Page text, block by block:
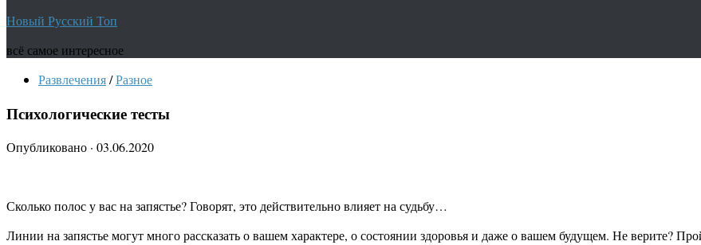
Новый Русский Топ
всё самое интересное
Развлечения/Разное
Психологические тесты
Опубликовано · 03.06.2020
Сколько полос у вас на запястье? Говорят, это действительно влияет на судьбу…
Линии на запястье могут много рассказать о вашем характере, о состоянии здоровья и даже о вашем будущем. Не верите?